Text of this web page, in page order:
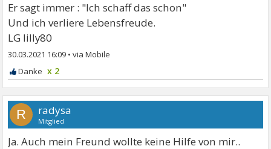
Er sagt immer : "Ich schaff das schon"
Und ich verliere Lebensfreude.
LG lilly80
30.03.2021 16:09 •
x 2
R radysa
Mitglied
Ja. Auch mein Freund wollte keine Hilfe von mir..